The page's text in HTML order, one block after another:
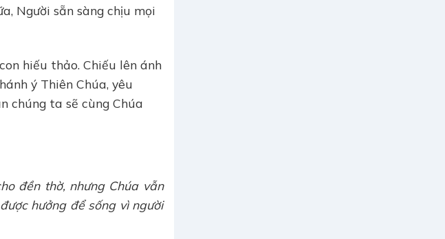
Người sẵn sàng chịu mọi
hiếu thảo. Chiếu lên ánh
ý Thiên Chúa, yêu
chúng ta sẽ cùng Chúa
đền thờ, nhưng Chúa vẫn
hưởng để sống vì người